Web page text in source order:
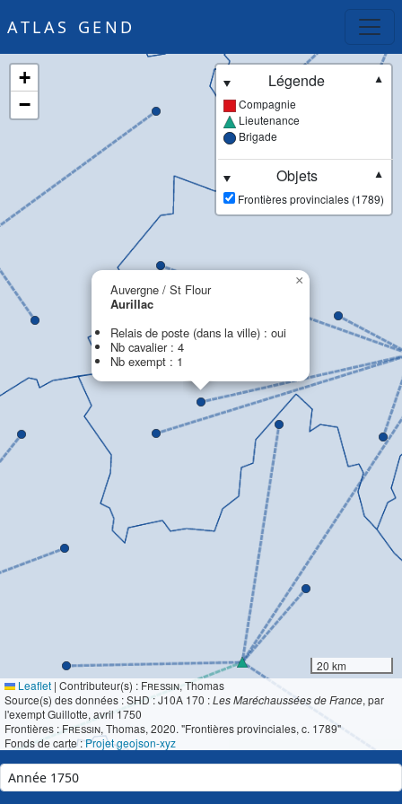
ATLAS GEND
Auvergne / St Flour
Aurillac
Relais de poste (dans la ville) : oui
Nb cavalier : 4
Nb exempt : 1
×
+
−
Légende
▼
Compagnie
Lieutenance
Brigade
Objets
▼
Frontières provinciales (1789)
20 km
Leaflet | Contributeur(s) : Fressin, Thomas
Source(s) des données : SHD : J10A 170 :Les Maréchaussées de France, par
l'exempt Guillotte, avril 1750
Frontières : Fressin, Thomas, 2020. "Frontières provinciales, c. 1789"
Fonds de carte :Projet geojson-xyz